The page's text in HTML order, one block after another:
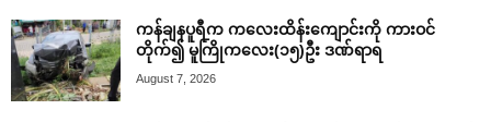
ကန်ချနပူရီက ကလေးထိန်းကျောင်းကို ကားဝင်
တိုက်၍ မူကြိုကလေး(၁၅)ဦး ဒဏ်ရာရ
August 7, 2026